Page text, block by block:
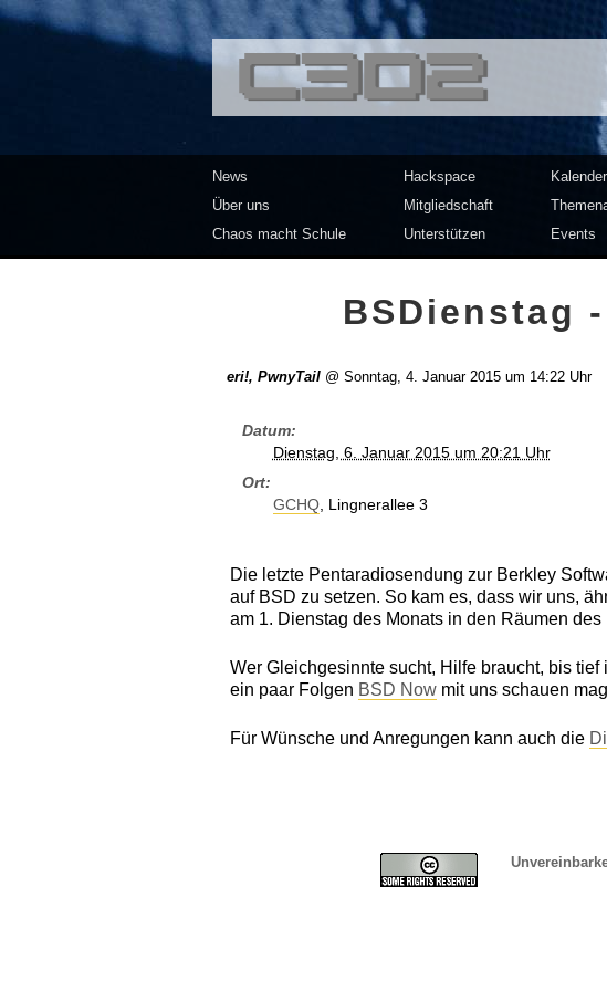
<<</>> Chaos
News
Über uns
Chaos macht Schule
Hackspace
Mitgliedschaft
Unterstützen
Kalender
Events
BSDienstag
eri!, PwnyTail @ Sonntag, 4. Januar 2015 um 14:22 Uhr
Datum
Dienstag, 6. Januar 2015 um 20:21 Uhr
Ort
GCHQ, Lingnerallee 3
Die letzte Pentaradiosendung zur Berkley
auf BSD zu setzen. So kam es, dass wir uns,
am 1. Dienstag des Monats in den Räumen des
Wer Gleichgesinnte sucht, Hilfe braucht, bis
ein paar Folgen BSD Now mit uns schauen
Für Wünsche und Anregungen kann auch die